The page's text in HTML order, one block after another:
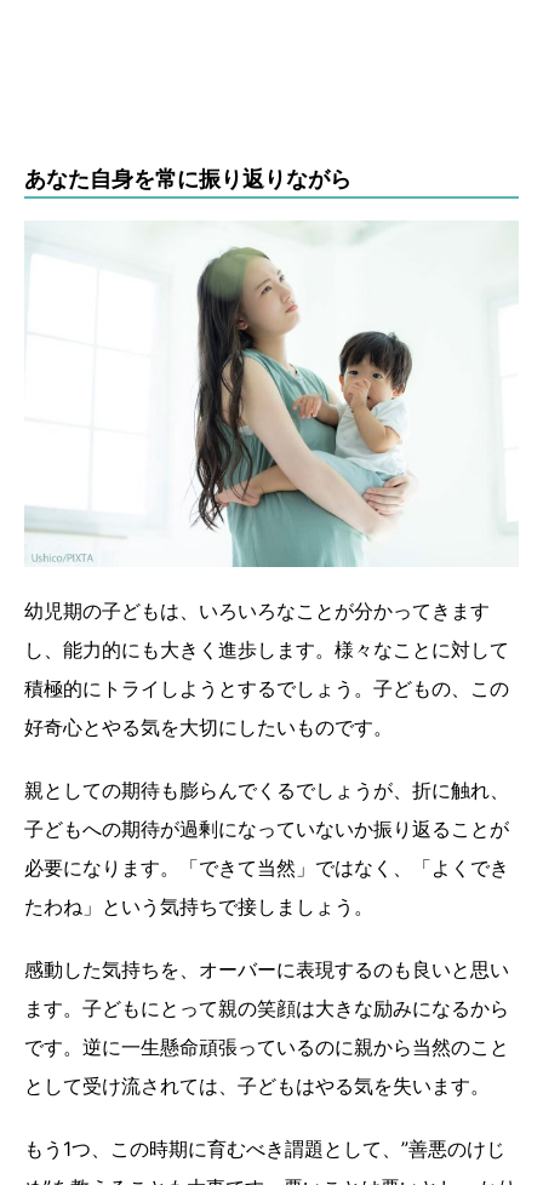
あなた自身を常に振り返りながら
幼児期の子どもは、いろいろなことが分かってきます
し、能力的にも大きく進歩します。様々なことに対して
積極的にトライしようとするでしょう。子どもの、この
好奇心とやる気を大切にしたいものです。
親としての期待も膨らんでくるでしょうが、折に触れ、
子どもへの期待が過剰になっていないか振り返ることが
必要になります。「できて当然」ではなく、「よくでき
たわね」という気持ちで接しましょう。
感動した気持ちを、オーバーに表現するのも良いと思い
ます。子どもにとって親の笑顔は大きな励みになるから
です。逆に一生懸命頑張っているのに親から当然のこと
として受け流されては、子どもはやる気を失います。
もう1つ、この時期に育むべき謂題として、”善悪のけじ